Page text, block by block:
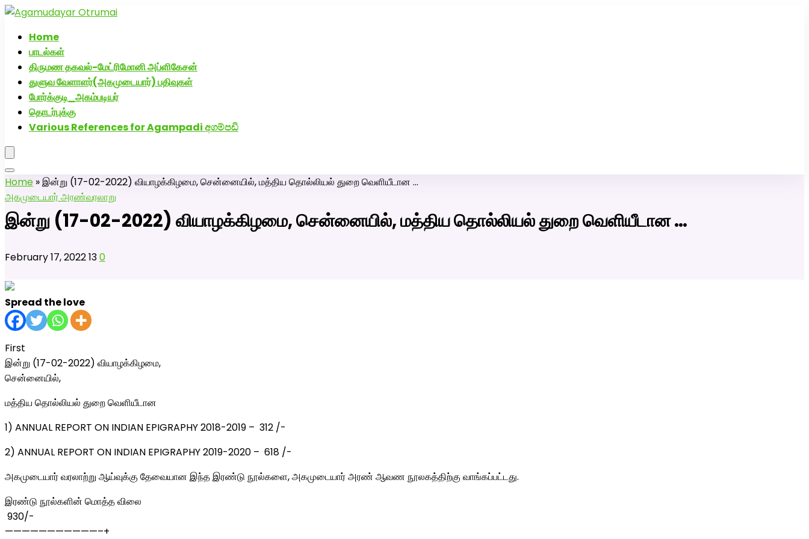
Home
பாடல்கள்
திருமண தகவல்-மேட்ரிமோனி அப்ளிகேசன்
துளுவ வேளாளர்(அகமுடையார்) பதிவுகள்
போர்க்குடி_அகம்படியர்
தொடர்புக்கு
Various References for Agampadi අගම්පඩි
Home »இன்று (17-02-2022) வியாழக்கிழமை, சென்னையில், மத்திய தொல்லியல் துறை வெளியீடான …
அகமுடையார் அரண்வரலாறு
இன்று (17-02-2022) வியாழக்கிழமை, சென்னையில், மத்திய தொல்லியல் துறை வெளியீடான …
February 17, 2022130
Spread the love
First
இன்று (17-02-2022) வியாழக்கிழமை,
சென்னையில்,
மத்திய தொல்லியல் துறை வெளியீடான
1) ANNUAL REPORT ON INDIAN EPIGRAPHY 2018-2019 – ₹ 312 /-
2) ANNUAL REPORT ON INDIAN EPIGRAPHY 2019-2020 – ₹ 618 /-
அகமுடையார் வரலாற்று ஆய்வுக்கு தேவையான இந்த இரண்டு நூல்களை, அகமுடையார் அரண் ஆவண நூலகத்திற்கு வாங்கப்பட்டது.
இரண்டு நூல்களின் மொத்த விலை
₹ 930/-
———————————–+
அகமுடையார் திருமண வரன்களுக்கு அகமுடையார்மேட்ரி-பெண் வீட்டாருக்கு 100% இலவச திருமண சேவை! வாட்ஸப் எண்: